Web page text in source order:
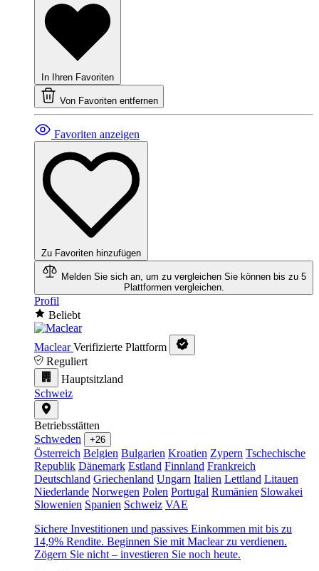
In Ihren Favoriten
Von Favoriten entfernen
Favoriten anzeigen
Zu Favoriten hinzufügen
Melden Sie sich an, um zu vergleichen Sie können bis zu 5
Plattformen vergleichen.
Profil
Beliebt
Maclear Verifizierte Plattform
Reguliert
Hauptsitzland
Schweiz
Betriebsstätten
Schweden
+26
Österreich Belgien Bulgarien Kroatien Zypern Tschechische
Republik Dänemark Estland Finnland Frankreich
Deutschland Griechenland Ungarn Italien Lettland Litauen
Niederlande Norwegen Polen Portugal Rumänien Slowakei
Slowenien Spanien Schweiz VAE
Sichere Investitionen und passives Einkommen mit bis zu
14,9% Rendite. Beginnen Sie mit Maclear zu verdienen.
Zögern Sie nicht – investieren Sie noch heute.